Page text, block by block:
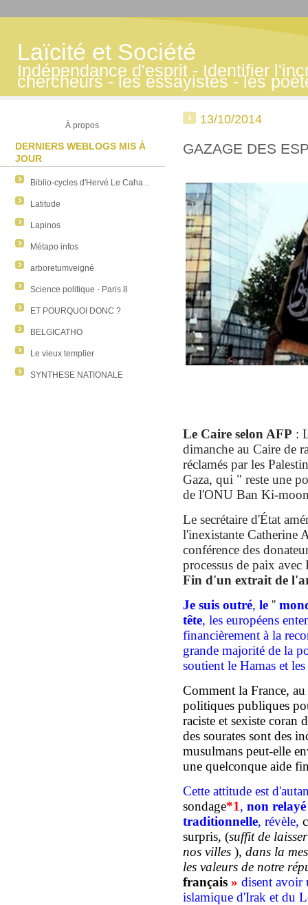
Laïcité et Société
Indépendance d'esprit - Identifier
chercheurs - les essayistes - les
À propos
DERNIERS WEBLOGS MIS À
JOUR
Biblio-cycles d'Hervé Le Caha...
Latitude
Lapinos
Métapo infos
arboretumveigné
Science politique - Paris 8
ET POURQUOI DONC ?
BELGICATHO
Le vieux templier
SYNTHESE NATIONALE
13/10/2014
GAZAGE DES
Le Caire selon AFP :
dimanche au Caire de
réclamés par les
Gaza, qui " reste une
de l'ONU Ban Ki-
Le secrétaire d'État
l'inexistante Catherine
conférence des
processus de paix
Fin d'un extrait de l
Je suis outré, le ''
tête, les européens
financièrement à la
grande majorité de la
soutient le Hamas et les
Comment la France,
politiques publiques
raciste et sexiste coran
des sourates sont des
musulmans peut-elle
une quelconque aide
Cette attitude est
sondage*1, non
traditionnelle, révèle,
surpris, (suffit de
nos villes ), dans la
les valeurs de notre
français » disent avoir
islamique d'Irak et du